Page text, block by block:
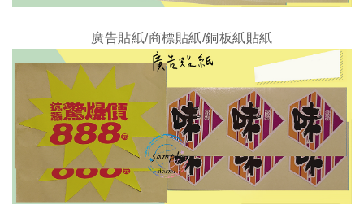
廣告貼紙/商標貼紙/銅板紙貼紙